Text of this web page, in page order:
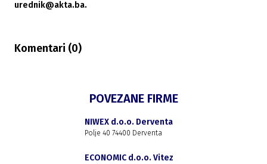
urednik@akta.ba.
Komentari (0)
POVEZANE FIRME
NIWEX d.o.o. Derventa
Polje 40 74400 Derventa
ECONOMIC d.o.o. Vitez